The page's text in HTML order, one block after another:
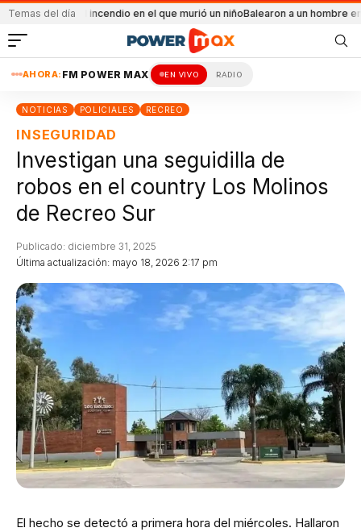
Temas del día
el incendio en el que murió un niñoBalearon a un hombre en un
AHORA: FM POWER MAX EN VIVO RADIO
NOTICIAS POLICIALES RECREO
INSEGURIDAD
Investigan una seguidilla de
robos en el country Los Molinos
de Recreo Sur
Última actualización: mayo 18, 2026 2:17 pm
Publicado: diciembre 31, 2025
El hecho se detectó a primera hora del miércoles. Hallaron